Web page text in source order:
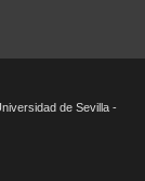
de Sevilla -